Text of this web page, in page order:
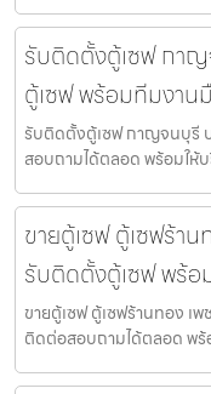
รับติดตั้งตู้เซฟ กา
ตู้เซฟ พร้อมทีมงาน
รับติดตั้งตู้เซฟ กาญจนบุรี
สอบถามได้ตลอด พร้อมให้
ขายตู้เซฟ ตู้เซฟร้า
รับติดตั้งตู้เซฟ พร้อ
ขายตู้เซฟ ตู้เซฟร้านทอง เ
ติดต่อสอบถามได้ตลอด พร้